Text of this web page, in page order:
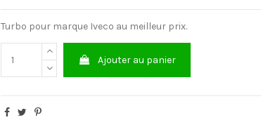
Turbo pour marque Iveco au meilleur prix.
Ajouter au panier